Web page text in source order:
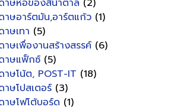
าษห่อของสีน้ำตาล (2)
าษอาร์ตมัน,อาร์ตแก้ว (1)
าษเทา (5)
าษเพื่องานสร้างสรรค์ (6)
าษแฟ็กซ์ (5)
าษโน้ต, POST-IT (18)
าษโปสเตอร์ (3)
าษโฟโต้บอร์ด (1)